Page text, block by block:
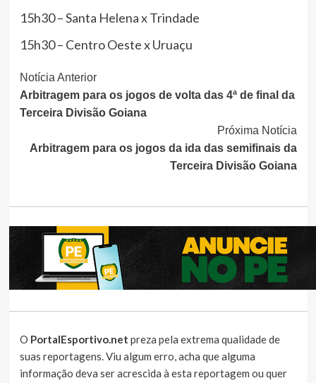
15h30 – Santa Helena x Trindade
15h30 – Centro Oeste x Uruaçu
Continue
Lendo
Notícia Anterior
Arbitragem para os jogos de volta das 4ª de final da
Terceira Divisão Goiana
Próxima Notícia
Arbitragem para os jogos da ida das semifinais da
Terceira Divisão Goiana
O PortalEsportivo.net preza pela extrema qualidade de
suas reportagens. Viu algum erro, acha que alguma
informação deva ser acrescida à esta reportagem ou quer